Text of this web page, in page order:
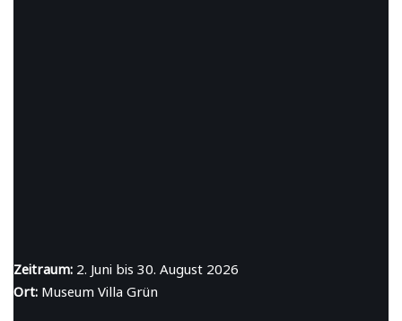
Zeitraum:2. Juni bis 30. August 2026
Ort:Museum Villa Grün